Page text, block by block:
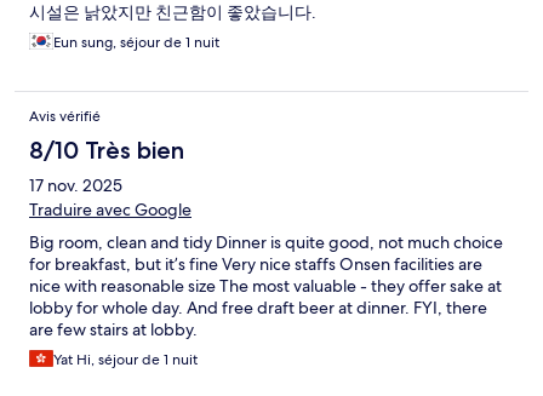
시설은 낡았지만 친근함이 좋았습니다.
Eun sung, séjour de 1 nuit
Avis vérifié
8/10 Très bien
17 nov. 2025
Traduire avec Google
Big room, clean and tidy Dinner is quite good, not much choice
for breakfast, but it’s fine Very nice staffs Onsen facilities are
nice with reasonable size The most valuable - they offer sake at
lobby for whole day. And free draft beer at dinner. FYI, there
are few stairs at lobby.
Yat Hi, séjour de 1 nuit